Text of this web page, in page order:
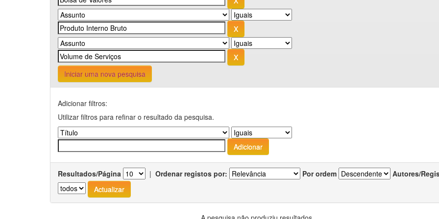
Iniciar uma nova pesquisa
Adicionar filtros:
Utilizar filtros para refinar o resultado da pesquisa.
Resultados/Página | Ordenar registos por: Por ordem Autores/